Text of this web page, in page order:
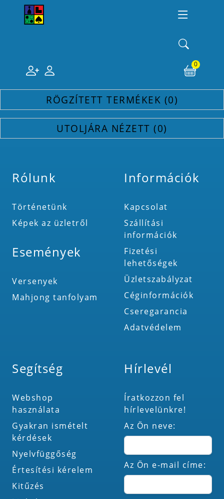
0
RÖGZÍTETT TERMÉKEK 0
UTOLJÁRA NÉZETT 0
Rólunk
Történetünk
Képek az üzletről
Események
Versenyek
Mahjong tanfolyam
Információk
Kapcsolat
Szállítási
információk
Fizetési
lehetőségek
Üzletszabályzat
Céginformációk
Cseregarancia
Adatvédelem
Segítség
Webshop
használata
Gyakran ismételt
kérdések
Nyelvfüggőség
Értesítési kérelem
Kitűzés
Hírlevél
Íratkozzon fel
hírlevelünkre!
Az Ön neve:
Az Ön e-mail címe: